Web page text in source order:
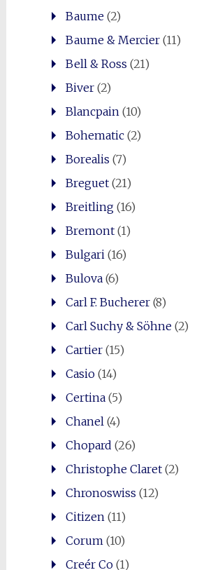
Baume(2)
Baume & Mercier(11)
Bell & Ross (21)
Biver(2)
Blancpain (10)
Bohematic(2)
Borealis (7)
Breguet(21)
Breitling(16)
Bremont(1)
Bulgari (16)
Bulova(6)
Carl F. Bucherer(8)
Carl Suchy & Söhne(2)
Cartier(15)
Casio(14)
Certina(5)
Chanel (4)
Chopard (26)
Christophe Claret(2)
Chronoswiss (12)
Citizen (11)
Corum (10)
Creér Co(1)